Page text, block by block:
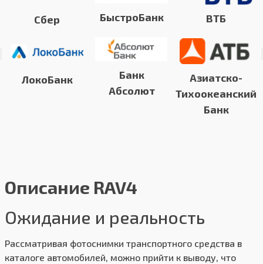
Сбер
ЛокоБанк
БыстроБанк
Банк
Абсолют
ВТБ
Азиатско-
Тихоокеанский
Банк
Описание RAV4
Ожидание и реальность
Рассматривая фотоснимки транспортного средства в
каталоге автомобилей, можно прийти к выводу, что